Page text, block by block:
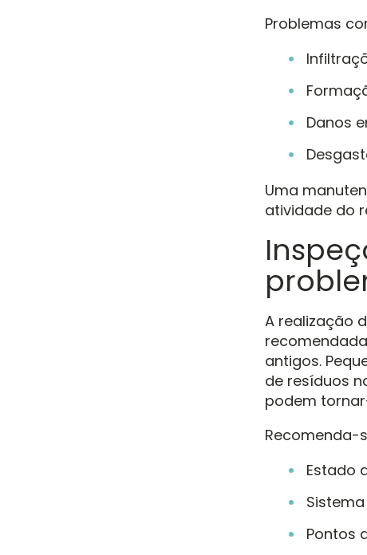
Problemas
Danos
Uma
atividade do
A realização
antigos.
de resíduos
podem
Recomenda-
Estado
Pontos